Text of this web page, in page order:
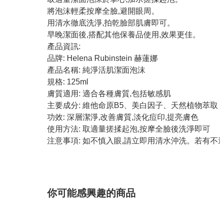
將泡沫輕柔按摩全臉,避開眼周。
用清水徹底洗淨,拍乾臉部肌膚即可。
早晚潔面後,搭配其他保養品使用,效果更佳。
產品資訊:
品牌: Helena Rubinstein 赫蓮娜
產品名稱: 純淨活肌潔面泡沫
規格: 125ml
膚質適用: 適合各種膚質,包括敏感肌
主要成分: 維他命原B5、美白因子、天然植物萃取
功效: 深層潔淨,改善膚質,淡化痘印,提亮膚色
使用方法: 取適量搓揉起泡,按摩全臉後洗淨即可
注意事項: 如不慎入眼,請立即用清水沖洗。若有
你可能感興趣的商品